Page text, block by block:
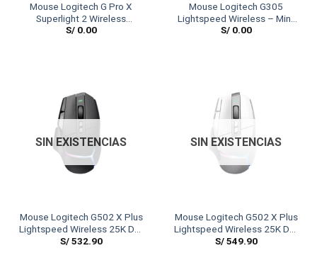
Mouse Logitech G Pro X
Superlight 2 Wireless
Lightspeed White
S/0.00
Mouse Logitech G305
Lightspeed Wireless – Mint
(Color Collection)
S/0.00
SIN EXISTENCIAS
Mouse Logitech G502 X Plus
Lightspeed Wireless 25K DPI
Lightsync RGB Black
S/532.90
SIN EXISTENCIAS
Mouse Logitech G502 X Plus
Lightspeed Wireless 25K DPI
Lightsync RGB White
S/549.90